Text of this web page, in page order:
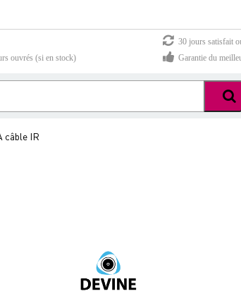
30 jours satisfait
ouvrés (si en stock)
Garantie du
câble IR